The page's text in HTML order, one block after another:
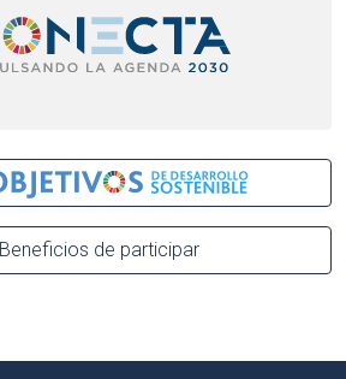
Beneficios de participar